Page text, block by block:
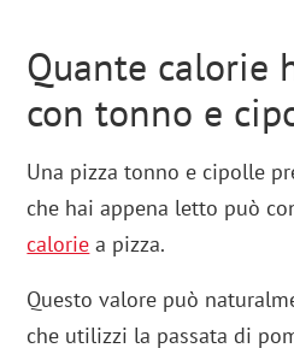
Quante calorie
con tonno e
Una pizza tonno e cipolle
che hai appena letto può
calorie a pizza.
Questo valore può
che utilizzi la passata di